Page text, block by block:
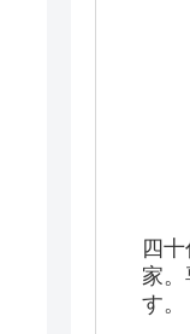
四
家
す。